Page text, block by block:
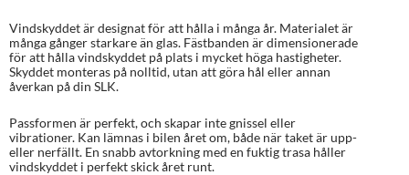
Vindskyddet är designat för att hålla i många år. Materialet är
många gånger starkare än glas. Fästbanden är dimensionerade
för att hålla vindskyddet på plats i mycket höga hastigheter.
Skyddet monteras på nolltid, utan att göra hål eller annan
åverkan på din SLK.
Passformen är perfekt, och skapar inte gnissel eller
vibrationer. Kan lämnas i bilen året om, både när taket är upp-
eller nerfällt. En snabb avtorkning med en fuktig trasa håller
vindskyddet i perfekt skick året runt.